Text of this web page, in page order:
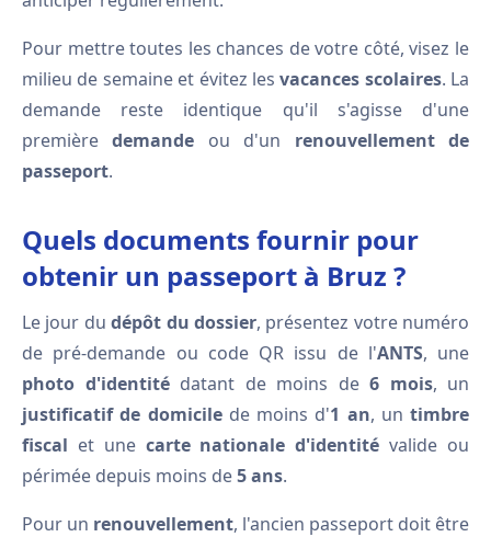
Pour mettre toutes les chances de votre côté, visez le
milieu de semaine et évitez lesvacances scolaires. La
demande reste identique qu'il s'agisse d'une
premièredemande ou d'un renouvellement de
passeport.
Quels documents fournir pour
obtenir un passeport à Bruz ?
Le jour dudépôt du dossier, présentez votre numéro
de pré-demande ou code QR issu de l'ANTS, une
photo d'identitédatant de moins de 6 mois, un
justificatif de domicilede moins d'1 an, un timbre
fiscal et une carte nationale d'identité valide ou
périmée depuis moins de5 ans.
Pour un renouvellement, l'ancien passeport doit être